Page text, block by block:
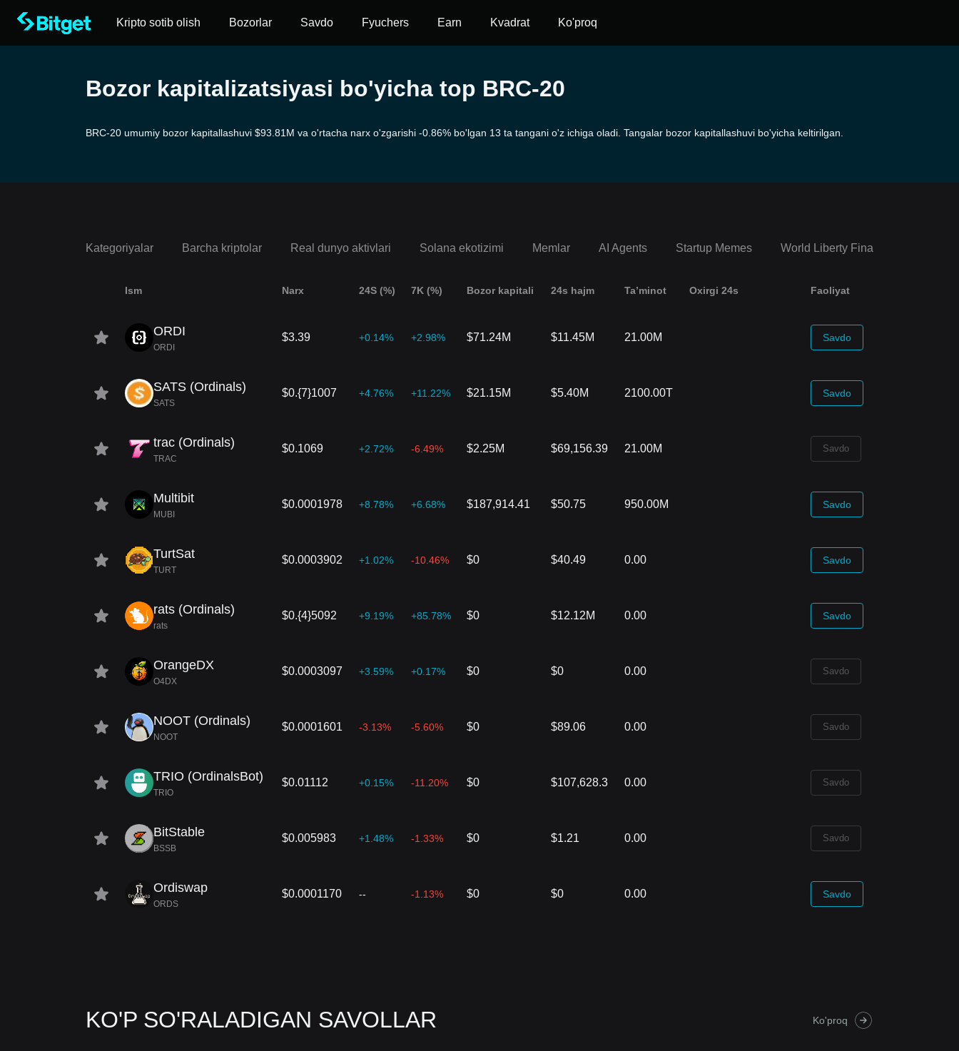
Kripto sotib olish Bozorlar Savdo Fyuchers Earn Kvadrat Ko'proq
Bozor kapitalizatsiyasi bo'yicha top BRC-20
BRC-20 umumiy bozor kapitallashuvi $93.81M va o'rtacha narx o'zgarishi -0.86% bo'lgan 13 ta tangani o'z ichiga oladi. Tangalar bozor kapitallashuvi bo'yicha keltirilgan.
Kategoriyalar Barcha kriptolar Real dunyo aktivlari Solana ekotizimi Memlar AI Agents Startup Memes World Liberty Financial Portfolio
Ism Narx 24S (%) 7K (%) Bozor kapitali 24s hajm Ta’minot Oxirgi 24s Faoliyat
ORDI
ORDI
$3.39 +0.14% +2.98% $71.24M $11.45M 21.00M Savdo
SATS (Ordinals)
SATS
$0.{7}1007 +4.76% +11.22% $21.15M $5.40M 2100.00T Savdo
trac (Ordinals)
TRAC
$0.1069 +2.72% -6.49% $2.25M $69,156.39 21.00M Savdo
Multibit
MUBI
$0.0001978 +8.78% +6.68% $187,914.41 $50.75 950.00M Savdo
TurtSat
TURT
$0.0003902 +1.02% -10.46% $0 $40.49 0.00 Savdo
rats (Ordinals)
rats
$0.{4}5092 +9.19% +85.78% $0 $12.12M 0.00 Savdo
OrangeDX
O4DX
$0.0003097 +3.59% +0.17% $0 $0 0.00 Savdo
NOOT (Ordinals)
NOOT
$0.0001601 -3.13% -5.60% $0 $89.06 0.00 Savdo
TRIO (OrdinalsBot)
TRIO
$0.01112 +0.15% -11.20% $0 $107,628.3 0.00 Savdo
BitStable
BSSB
$0.005983 +1.48% -1.33% $0 $1.21 0.00 Savdo
Ordiswap
ORDS
$0.0001170 -- -1.13% $0 $0 0.00 Savdo
KO'P SO'RALADIGAN SAVOLLAR Ko'proq